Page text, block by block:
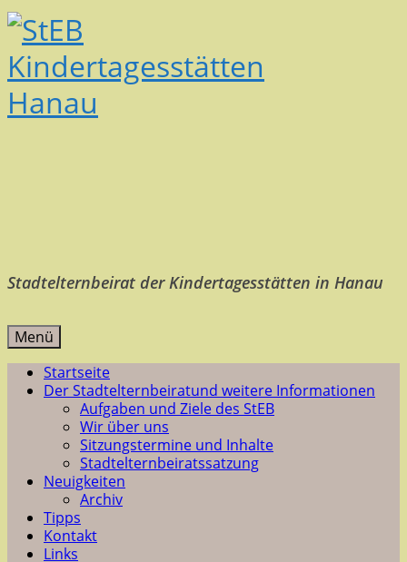
Stadtelternbeirat der Kindertagesstätten in Hanau
Menü
Startseite
Der Stadtelternbeiratund weitere Informationen
Aufgaben und Ziele des StEB
Wir über uns
Sitzungstermine und Inhalte
Stadtelternbeiratssatzung
Neuigkeiten
Archiv
Tipps
Kontakt
Links